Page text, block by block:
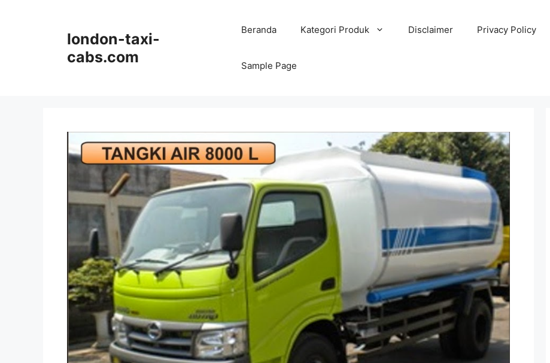
london-taxi-
cabs.com
Beranda Kategori Produk Disclaimer Privacy Policy
Sample Page